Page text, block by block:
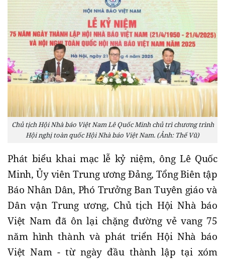
Chủ tịch Hội Nhà báo Việt Nam Lê Quốc Minh chủ trì chương trình
Hội nghị toàn quốc Hội Nhà báo Việt Nam. (Ảnh: Thế Vũ)
Phát biểu khai mạc lễ kỷ niệm, ông Lê Quốc
Minh, Ủy viên Trung ương Đảng, Tổng Biên tập
Báo Nhân Dân, Phó Trưởng Ban Tuyên giáo và
Dân vận Trung ương, Chủ tịch Hội Nhà báo
Việt Namđã ôn lại chặng đường vẻ vang 75
năm hình thành và phát triển Hội Nhà báo
Việt Nam - từ ngày đầu thành lập tại xóm